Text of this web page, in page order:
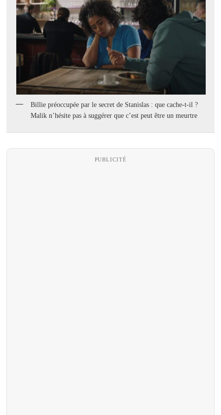
Billie préoccupée par le secret de Stanislas : que cache-t-il ?
Malik n’hésite pas à suggérer que c’est peut être un meurtre
PUBLICITÉ